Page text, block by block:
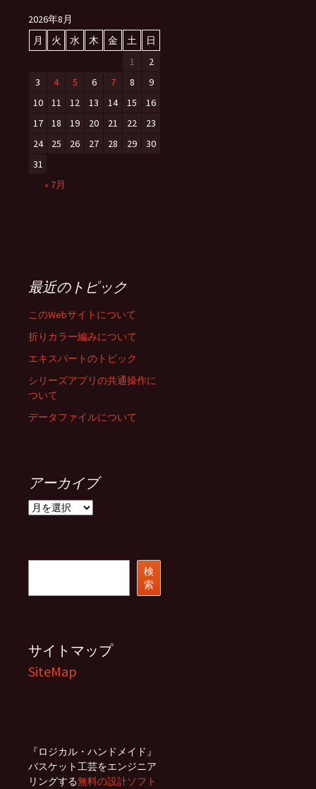
2026年8月
月
火 水 木 金 土
日
1
2
3
4 5 6 7 8
9
10
11 12 13 14 15
16
17
18 19 20 21 22
23
24
25 26 27 28 29
30
31
« 7月
最近のトピック
このWebサイトについて
折りカラー編みについて
エキスパートのトピック
シリーズアプリの共通操作に
ついて
データファイルについて
アーカイブ
ア
検
索
サイトマップ
SiteMap
『ロジカル・ハンドメイド』
バスケット工芸をエンジニア
リングする無料の設計ソフト